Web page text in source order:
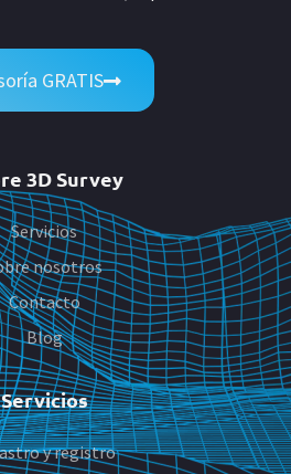
GRATIS
3D Survey
Servicios
nosotros
Contacto
Blog
Servicios
y registro